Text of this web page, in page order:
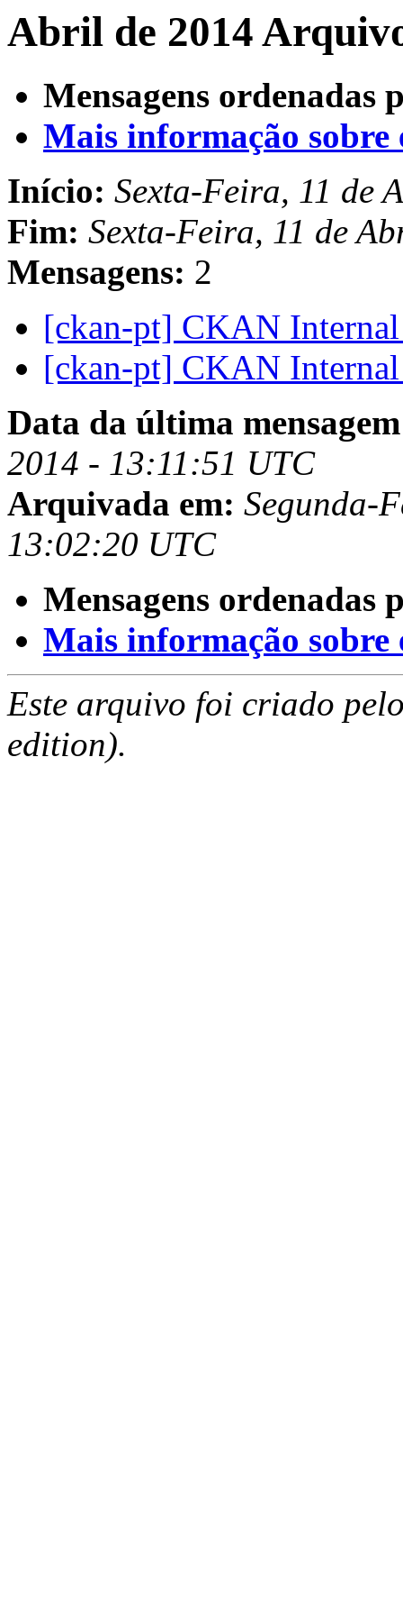
Abril de 2014
Mensagens ordenadas
Mais informação sobre
Início: Sexta-Feira, 11 de
Fim: Sexta-Feira, 11 de
Mensagens: 2
[ckan-pt] CKAN
[ckan-pt] CKAN
Data da última
2014 - 13:11:51 UTC
Arquivada em: Segunda-
13:02:20 UTC
Mensagens ordenadas
Mais informação sobre
Este arquivo foi criado
edition).